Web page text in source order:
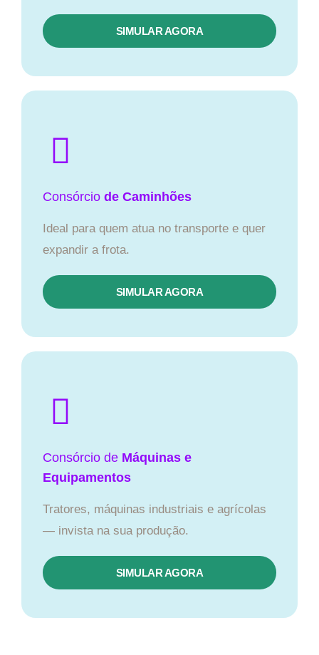
SIMULAR AGORA
Consórcio de Caminhões
Ideal para quem atua no transporte e quer
expandir a frota.
SIMULAR AGORA
Consórcio de Máquinas e
Equipamentos
Tratores, máquinas industriais e agrícolas
— invista na sua produção.
SIMULAR AGORA